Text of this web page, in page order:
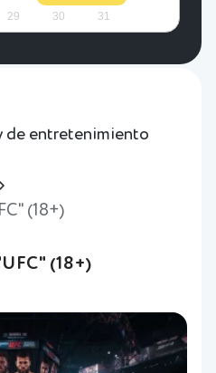
29 30 31
de entretenimiento
(18+)
(18+)